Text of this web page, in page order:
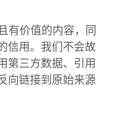
有价值的内容，同
信用。我们不会故
第三方数据、引用
向链接到原始来源